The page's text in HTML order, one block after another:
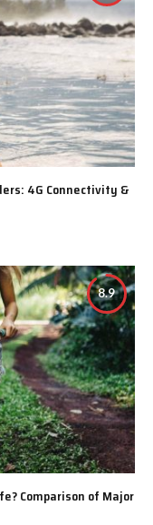
4G Connectivity &
8.9
Comparison of Major